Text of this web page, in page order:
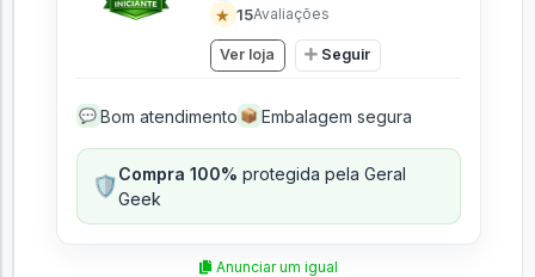
★ 15Avaliações
Ver loja Seguir
💬 Bom atendimento 📦 Embalagem segura
🛡️Compra 100% protegida pela Geral
Geek
Anunciar um igual